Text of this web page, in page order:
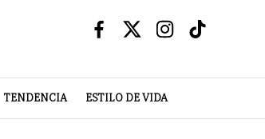
TENDENCIA ESTILO DE VIDA